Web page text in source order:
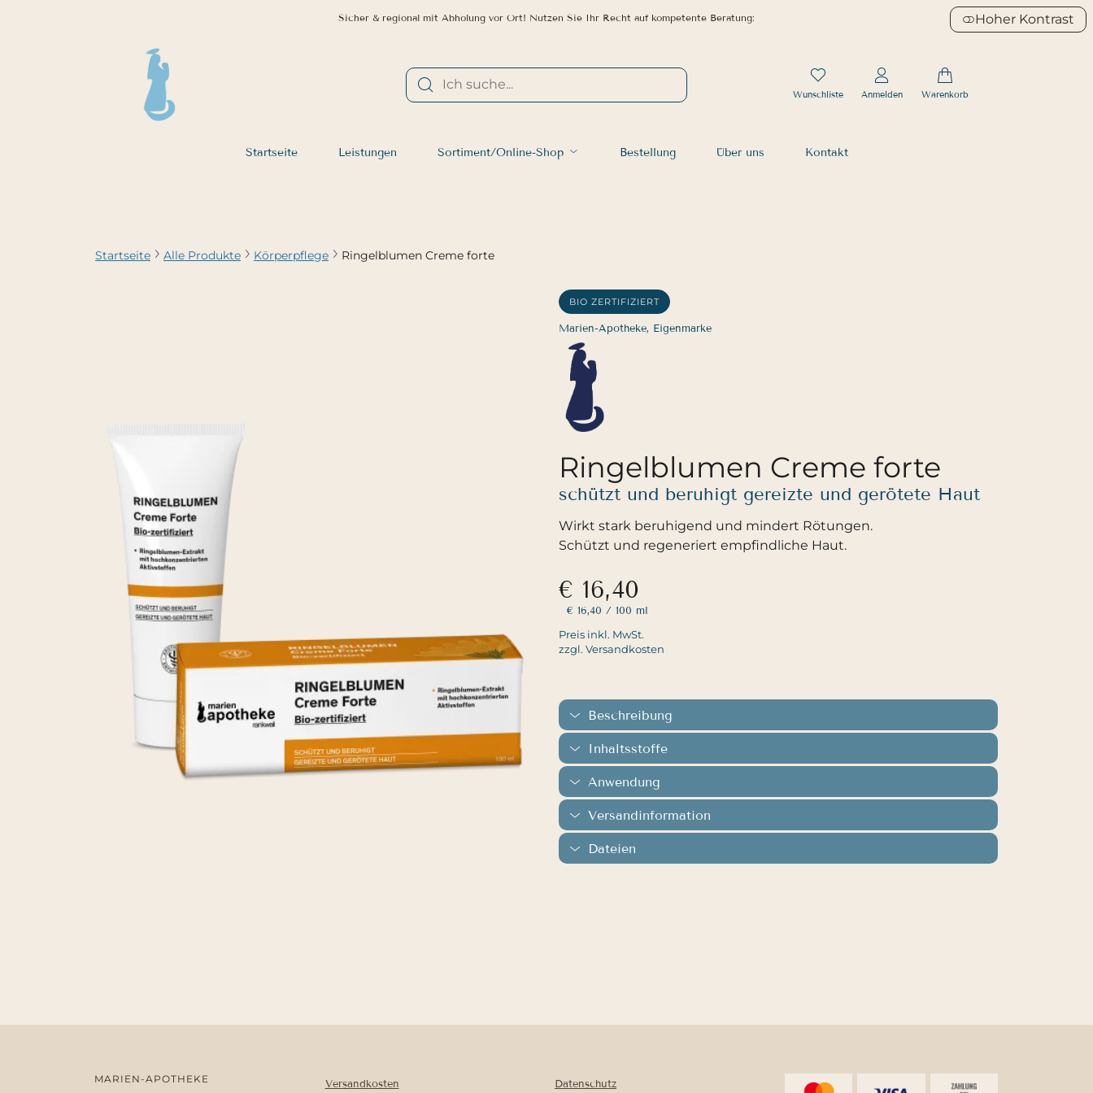
Sicher & regional mit Abholung vor Ort! Nutzen Sie Ihr Recht auf kompetente Beratung: Hoher Kontrast
Wunschliste Anmelden Warenkorb
Startseite Leistungen Sortiment/Online-Shop Bestellung Über uns Kontakt
Startseite Alle Produkte Körperpflege Ringelblumen Creme forte
BIO ZERTIFIZIERT
Marien-Apotheke, Eigenmarke
Ringelblumen Creme forte
schützt und beruhigt gereizte und gerötete Haut
Wirkt stark beruhigend und mindert Rötungen.
Schützt und regeneriert empfindliche Haut.
€ 16,40
€ 16,40 / 100 ml
Preis inkl. MwSt.
zzgl. Versandkosten
Beschreibung
Inhaltsstoffe
Anwendung
Versandinformation
Dateien
MARIEN-APOTHEKE Versandkosten Datenschutz